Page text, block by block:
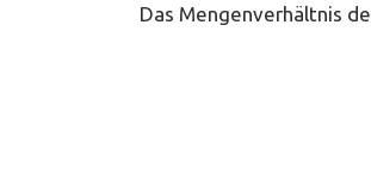
Das Mengenverhältnis